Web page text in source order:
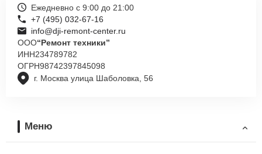
г. Москва улица Шаболовка, 56
Ежедневно с 9:00 до 21:00
+7 (495) 032-67-16
info@dji-remont-center.ru
ООО“Ремонт техники”
ИНН234789782
ОГРН98742397845098
Меню